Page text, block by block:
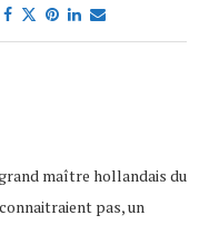
maître hollandais du
pas, un